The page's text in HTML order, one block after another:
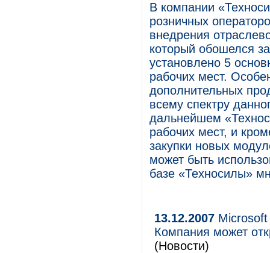
В компании
розничных
внедрения
который обошелся
установлено 5
рабочих мест.
дополнительных
всему спектру
дальнейшем
рабочих мест, и
закупки новых
может быть
базе «Техносилы»
13.12.2007 Microsoft
Компания может
(Новости)